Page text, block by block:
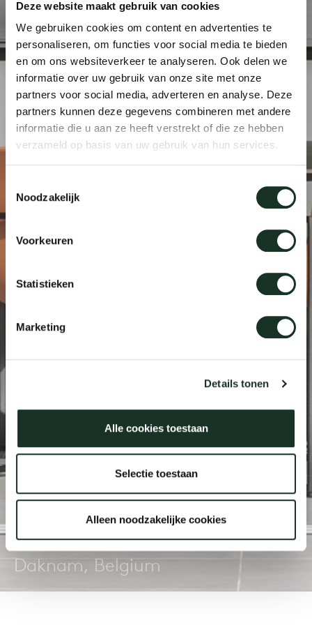
Deze website maakt gebruik van cookies
We gebruiken cookies om content en advertenties te
personaliseren, om functies voor social media te bieden
en om ons websiteverkeer te analyseren. Ook delen we
informatie over uw gebruik van onze site met onze
partners voor social media, adverteren en analyse. Deze
partners kunnen deze gegevens combineren met andere
informatie die u aan ze heeft verstrekt of die ze hebben
verzameld op basis van uw gebruik van hun services.
Noodzakelijk
Voorkeuren
Statistieken
Marketing
Details tonen
Alle cookies toestaan
Selectie toestaan
Alleen noodzakelijke cookies
dick
karel
Project ACD
Daknam, Belgium